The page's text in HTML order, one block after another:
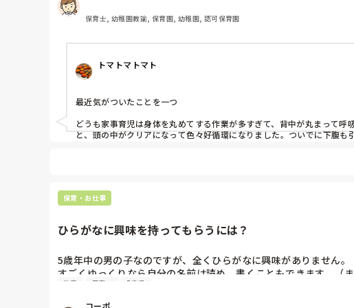
保育士, 幼稚園教諭, 保育園, 幼稚園, 認可保育園
トマトマトマト
最近気がついたことを一つ
どうも家事育児は身体を丸めてする作業が多すぎて、背中が丸まって
と、頭の中がクリアになって色々好循環になりました。ついでに下腹
無性にイライラする原因が寝不足や脳内の酸欠の場合は呼吸の仕方を
同じ現場に居合わせてもイライラしてしまうときとそうでないときがあ
保育・お仕事
ひらがなに興味を持ってもらうには？
5歳年中の男の子なのですが、全くひらがなに興味がありません。
すごくゆっくりなら自分の名前は読め、書くこともできます。（
興味が出るまで待つべきでしょうか？
教育 子育て 5歳児